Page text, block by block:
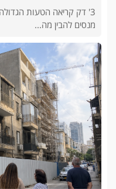
3' דק קריאה הטעות
מנסים להבין מה...